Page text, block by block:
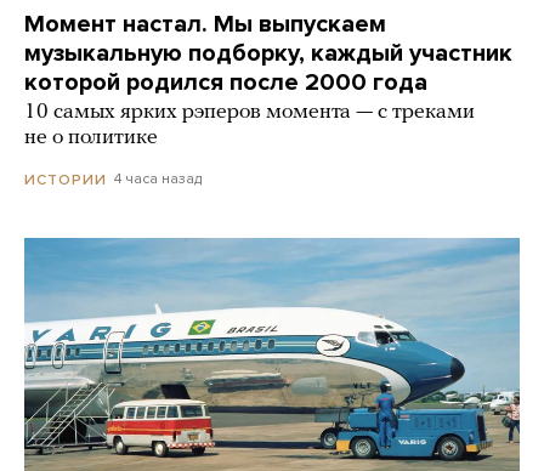
Момент настал. Мы выпускаем
музыкальную подборку, каждый участник
которой родился после 2000 года
10 самых ярких рэперов момента — с треками
не о политике
ИСТОРИИ 4 часа назад